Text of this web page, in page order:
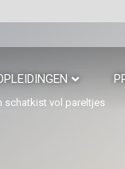
schatkist vol pareltjes